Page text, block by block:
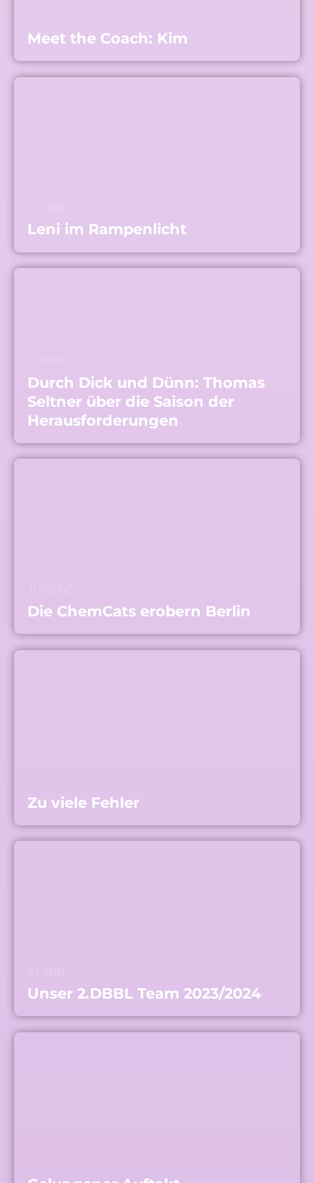
Meet the Coach: Kim
Leni im Rampenlicht
Durch Dick und Dünn: Thomas
Seltner über die Saison der
Herausforderungen
Die ChemCats erobern Berlin
Zu viele Fehler
Unser 2.DBBL Team 2023/2024